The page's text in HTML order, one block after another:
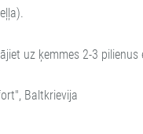
uz ķemmes 2-3 pilienus
Baltkrievija